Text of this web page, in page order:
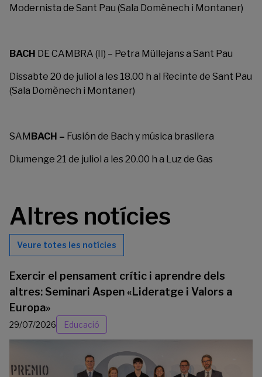
Modernista de Sant Pau (Sala Domènech i Montaner)
BACH DE CAMBRA (II) – Petra Müllejans a Sant Pau
Dissabte 20 de juliol a les 18.00 h al Recinte de Sant Pau
(Sala Domènech i Montaner)
SAMBACH – Fusión de Bach y música brasilera
Diumenge 21 de juliol a les 20.00 h a Luz de Gas
Altres notícies
Veure totes les notícies
Exercir el pensament crític i aprendre dels
altres: Seminari Aspen «Lideratge i Valors a
Europa»
29/07/2026 Educació